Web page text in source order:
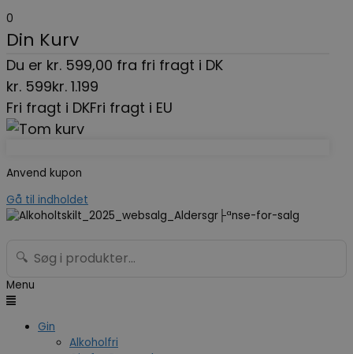
0
Din Kurv
Du er kr. 599,00 fra fri fragt i DK
kr. 599kr. 1.199
Fri fragt i DKFri fragt i EU
Anvend kupon
Gå til indholdet
🔍
Menu
Gin
Alkoholfri